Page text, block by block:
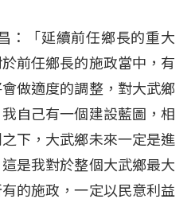
：「延續前任鄉長的重大
前任鄉長的施政當中，有
做適度的調整，對大武鄉
自己有一個建設藍圖，相
下，大武鄉未來一定是進
是我對於整個大武鄉最大
的施政，一定以民意利益